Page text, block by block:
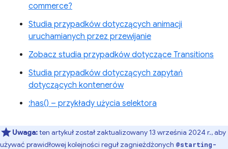
commerce?
Studia przypadków dotyczących animacji
uruchamianych przez przewijanie
Zobacz studia przypadków dotyczące Transitions
Studia przypadków dotyczących zapytań
dotyczących kontenerów
:has() – przykłady użycia selektora
Uwaga:ten artykuł został zaktualizowany 13 września 2024 r., aby
używać prawidłowej kolejności reguł zagnieżdżonych @starting-